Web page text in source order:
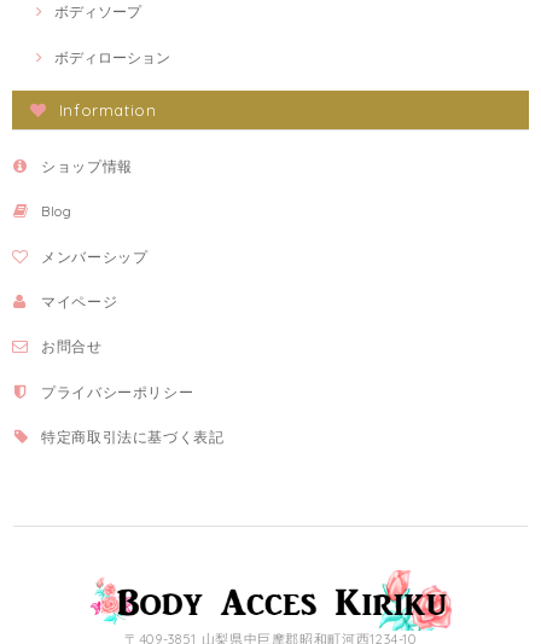
ボディソープ
ボディローション
Information
ショップ情報
Blog
メンバーシップ
マイページ
お問合せ
プライバシーポリシー
特定商取引法に基づく表記
〒409-3851 山梨県中巨摩郡昭和町河西1234-10